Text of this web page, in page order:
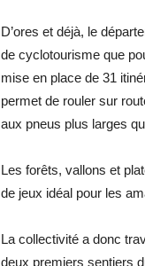
D’ores et déjà, le
de cyclotourisme que
mise en place de 31
permet de rouler sur
aux pneus plus larges
Les forêts, vallons et
de jeux idéal pour les
La collectivité a donc
deux premiers sentiers